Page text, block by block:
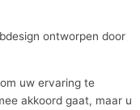
ontworpen door
uw ervaring te
akkoord gaat, maar u